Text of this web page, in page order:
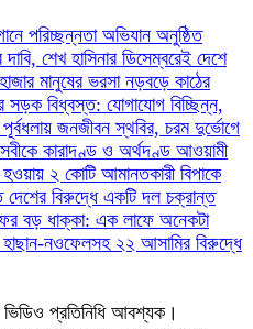
পরিচ্ছন্নতা অভিযান অনুষ্ঠিত
শেখ হাসিনার ডিসেম্বরেই দেশে
মানুষের ভরসা নড়বড়ে কাঠের
সড়ক বিধ্বস্ত: যোগাযোগ বিচ্ছিন্ন,
পূর্বধলায় জনজীবন স্থবির, চরম দুর্ভোগে
কারাদণ্ড ও অর্থদণ্ড আওয়ামী
২ কোটি আমানতকারী বিপাকে
দেশের বিরুদ্ধে একটি দল চক্রান্ত
বড় ধাক্কা: এক লাফে অনেকটা
হাছান-নওফেলসহ ২২ আসামির বিরুদ্ধে
প্রতিনিধি আবশ্যক।